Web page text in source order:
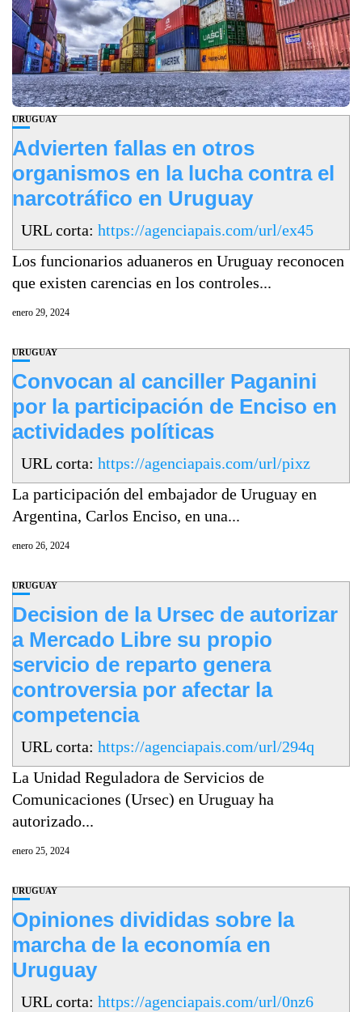
URUGUAY
Advierten fallas en otros
organismos en la lucha contra el
narcotráfico en Uruguay
URL corta: https://agenciapais.com/url/ex45
Los funcionarios aduaneros en Uruguay reconocen
que existen carencias en los controles...
enero 29, 2024
URUGUAY
Convocan al canciller Paganini
por la participación de Enciso en
actividades políticas
URL corta: https://agenciapais.com/url/pixz
La participación del embajador de Uruguay en
Argentina, Carlos Enciso, en una...
enero 26, 2024
URUGUAY
Decision de la Ursec de autorizar
a Mercado Libre su propio
servicio de reparto genera
controversia por afectar la
competencia
URL corta: https://agenciapais.com/url/294q
La Unidad Reguladora de Servicios de
Comunicaciones (Ursec) en Uruguay ha
autorizado...
enero 25, 2024
URUGUAY
Opiniones divididas sobre la
marcha de la economía en
Uruguay
URL corta: https://agenciapais.com/url/0nz6